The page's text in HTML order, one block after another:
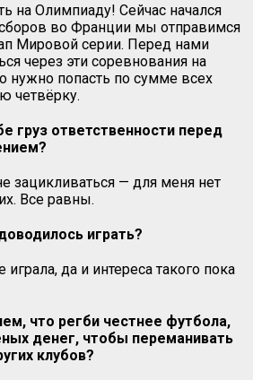
на Олимпиаду! Сейчас начался
во Франции мы отправимся
Мировой серии. Перед нами
через эти соревнования на
нужно попасть по сумме всех
четвёрку.
груз ответственности перед
зацикливаться — для меня нет
Все равны.
играть?
да и интереса такого пока
что регби честнее футбола,
денег, чтобы переманивать
клубов?